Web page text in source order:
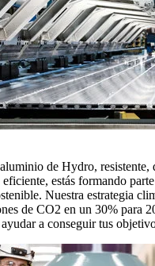
de Hydro, resistente,
estás formando
Nuestra estrategia
de CO2 en un 30% para
a conseguir tus